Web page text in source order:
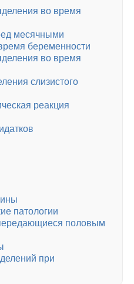
во время
месячными
беременности
во время
слизистого
реакция
патологии
половым
при